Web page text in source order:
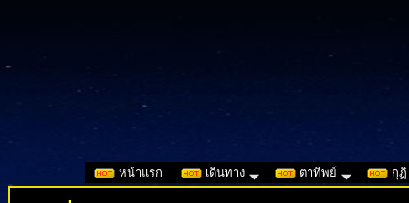
หน้าแรก เดินทาง ตาทิพย์ กุฏิ